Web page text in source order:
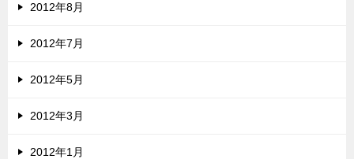
2012年8月
2012年7月
2012年5月
2012年3月
2012年1月